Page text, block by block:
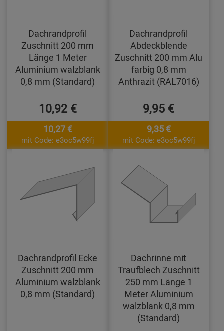
Dachrandprofil
Zuschnitt 200 mm
Länge 1 Meter
Aluminium walzblank
0,8 mm (Standard)
10,92 €
10,27 €
mit Code: e3oc5w99fj
Dachrandprofil
Abdeckblende
Zuschnitt 200 mm Alu
farbig 0,8 mm
Anthrazit (RAL7016)
9,95 €
9,35 €
mit Code: e3oc5w99fj
Dachrandprofil Ecke
Zuschnitt 200 mm
Aluminium walzblank
0,8 mm (Standard)
Dachrinne mit
Traufblech Zuschnitt
250 mm Länge 1
Meter Aluminium
walzblank 0,8 mm
(Standard)